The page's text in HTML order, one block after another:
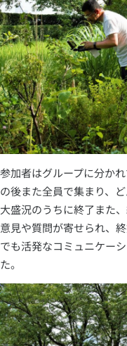
参加者はグループに分か
の後また全員で集まり、
大盛況のうちに終了また
意見や質問が寄せられ、
でも活発なコミュニケー
た。